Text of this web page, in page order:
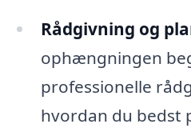
Rådgivning og
ophængningen
professionelle
hvordan du bedst